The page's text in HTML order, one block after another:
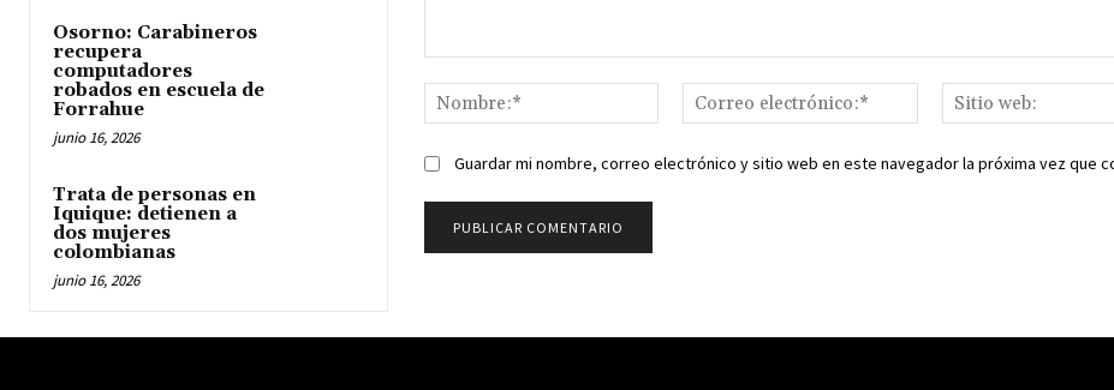
Osorno: Carabineros
recupera
computadores
robados en escuela de
Forrahue
junio 16, 2026
Trata de personas en
Iquique: detienen a
dos mujeres
colombianas
junio 16, 2026
Nombre:*
Correo
electrónico:*
Guardar mi nombre, correo electrónico y sitio web en este navegador la próxima vez que